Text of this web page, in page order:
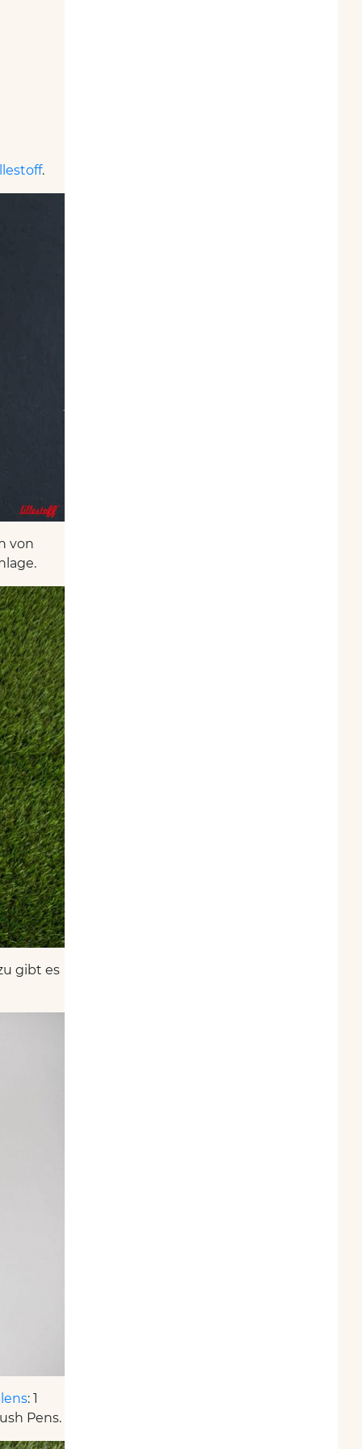
.
von
gibt es
: 1
Pens.